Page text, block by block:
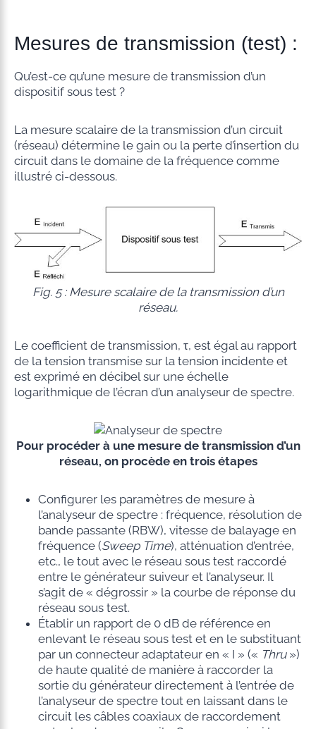
Mesures de transmission (test) :
Qu’est-ce qu’une mesure de transmission d’un
dispositif sous test ?
La mesure scalaire de la transmission d’un circuit
(réseau) détermine le gain ou la perte d’insertion du
circuit dans le domaine de la fréquence comme
illustré ci-dessous.
Fig. 5 : Mesure scalaire de la transmission d’un
réseau.
Le coefficient de transmission, τ, est égal au rapport
de la tension transmise sur la tension incidente et
est exprimé en décibel sur une échelle
logarithmique de l’écran d’un analyseur de spectre.
Pour procéder à une mesure de transmission d’un
réseau, on procède en trois étapes
Configurer les paramètres de mesure à
l’analyseur de spectre : fréquence, résolution de
bande passante (RBW), vitesse de balayage en
fréquence (Sweep Time), atténuation d’entrée,
etc., le tout avec le réseau sous test raccordé
entre le générateur suiveur et l’analyseur. Il
s’agit de « dégrossir » la courbe de réponse du
réseau sous test.
Établir un rapport de 0 dB de référence en
enlevant le réseau sous test et en le substituant
par un connecteur adaptateur en « I » (« Thru»)
de haute qualité de manière à raccorder la
sortie du générateur directement à l’entrée de
l’analyseur de spectre tout en laissant dans le
circuit les câbles coaxiaux de raccordement